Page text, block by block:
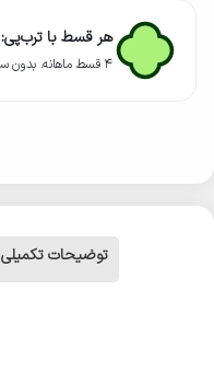
هر قسط با ترب‌پی:
۴ قسط ماهانه. بدون سود، چک و ضامن.
توضیحات تکمیلی